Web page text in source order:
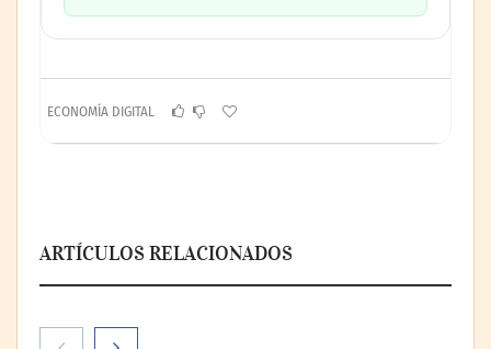
ECONOMÍA DIGITAL
ARTÍCULOS RELACIONADOS